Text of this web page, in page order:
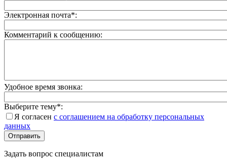
Электронная почта*:
Комментарий к сообщению:
Удобное время звонка:
Выберите тему*:
Я согласен с соглашением на обработку персональных
данных
Задать вопрос специалистам